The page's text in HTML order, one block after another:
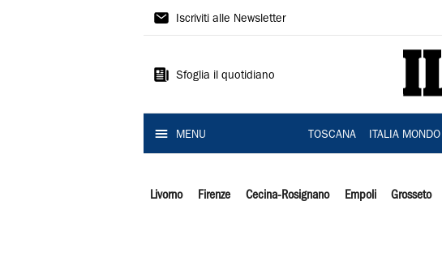
Il
Iscriviti alle Newsletter
Sfoglia il quotidiano
MENU TOSCANA ITALIA MONDO
Livorno Firenze Cecina-Rosignano Empoli Grosseto